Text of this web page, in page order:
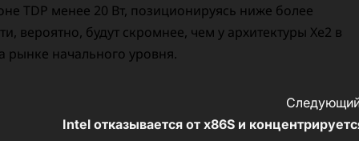
TDP менее 20 Вт, позиционируясь ниже более
будут скромнее, чем у архитектуры Xe2 в
рынке начального уровня.
Intel отказывается от x86S и